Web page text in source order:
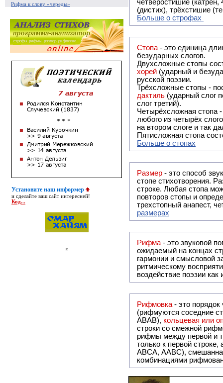
Рифма к слову «череды»
Установите наш информер
и сделайте ваш сайт интересней!
Код...
четверостишие
(дистих), трёхстишие
Больше о строфах
Стопа - это единица
безударных слогов.
Двухсложные стопы
хорей (ударный и
русской поэзии.
Трёхсложные стопы -
дактиль (ударный слог
слог третий).
Четырёхсложная стопа
любого из четырёх
на втором слоге и так
Пятисложная стопа
Больше о стопах
Размер - это способ
стопе стихотворения.
строке. Любая стопа
повторов стопы и
трехстопный анапест,
размерах
Рифма - это звуковой повтор, традиционно используемый в поэзии и, как
ожидаемый на концах
гармонии и смысловой
ритмическому
воздействие поэзии
Рифмовка - это
(рифмуются соседние
ABAB), кольцевая или
строки со смежной
рифмы между первой и
только к первой
ABCA, AABC), смешанная или вольная рифмовка (рифмовка в сложных строфах с различными
комбинациями